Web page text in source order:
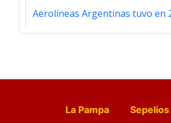
Aerolíneas Argentinas tuvo en
La Pampa Sepelios